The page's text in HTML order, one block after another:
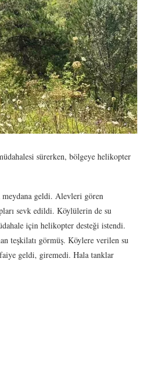
sürerken, bölgeye helikopter
meydana geldi. Alevleri gören
sevk edildi. Köylülerin de su
için helikopter desteği istendi.
teşkilatı görmüş. Köylere verilen su
geldi, giremedi. Hala tanklar